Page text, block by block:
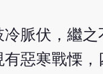
脈伏，繼之
惡寒戰慄